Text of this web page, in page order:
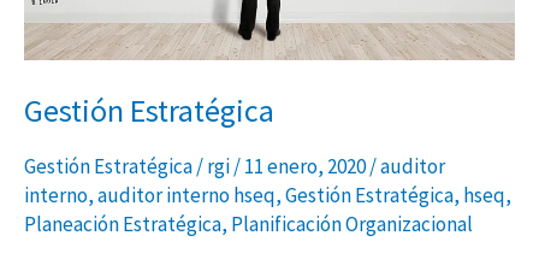
Gestión Estratégica
Gestión Estratégica/rgi/11 enero, 2020/auditor
interno,auditor interno hseq,Gestión Estratégica, hseq,
Planeación Estratégica, Planificación Organizacional